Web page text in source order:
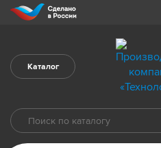
Каталог